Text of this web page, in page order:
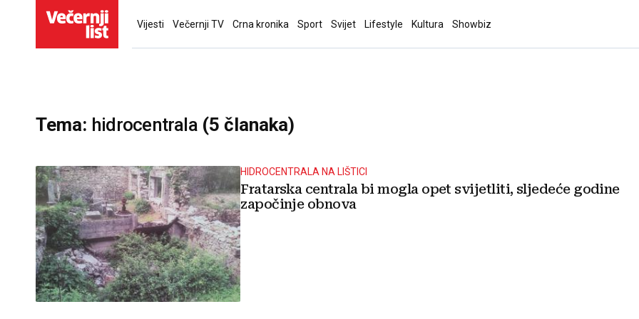
Vijesti Večernji TV Crna kronika Sport Svijet Lifestyle Kultura Showbiz
Tema: hidrocentrala(5 članaka)
HIDROCENTRALA NA LIŠTICI
Fratarska centrala bi mogla opet svijetliti, sljedeće godine
započinje obnova